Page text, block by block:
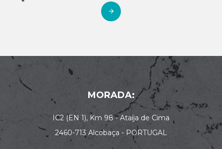
MORADA:
IC2 (EN 1), Km 98 - Ataíja de Cima
2460-713 Alcobaça - PORTUGAL